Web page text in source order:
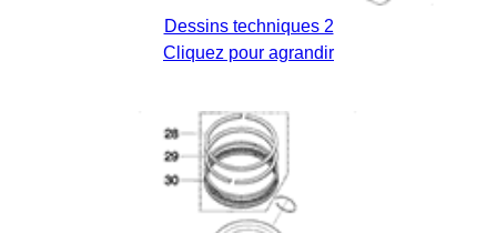
Dessins techniques 2
Cliquez pour agrandir